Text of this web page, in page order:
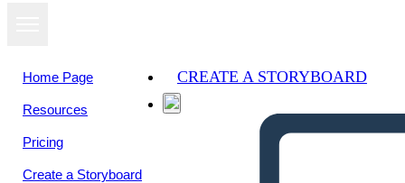
Home Page
Resources
Pricing
Create a Storyboard
CREATE A STORYBOARD